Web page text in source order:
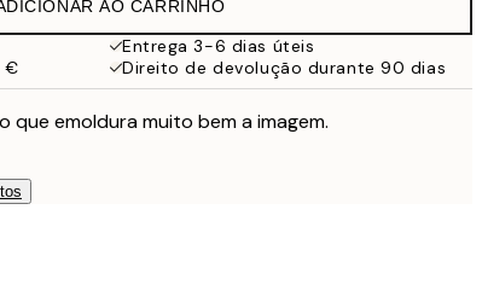
AO CARRINHO
Entrega 3-6 dias úteis
€
Direito de devolução durante 90 dias
emoldura muito bem a imagem.